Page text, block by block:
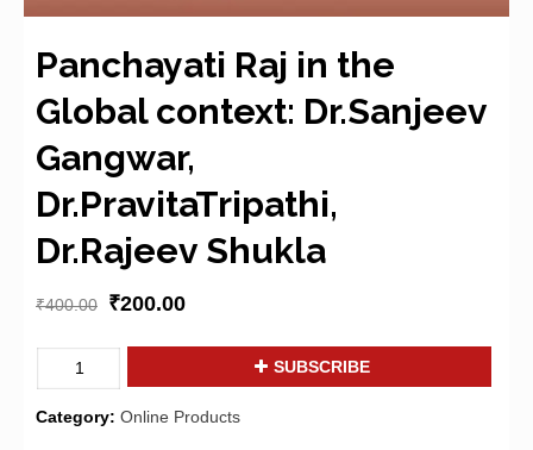
Panchayati Raj in the
Global context: Dr.Sanjeev
Gangwar,
Dr.PravitaTripathi,
Dr.Rajeev Shukla
₹400.00 ₹200.00
Panchayati
in
SUBSCRIBE
Category: Online Products